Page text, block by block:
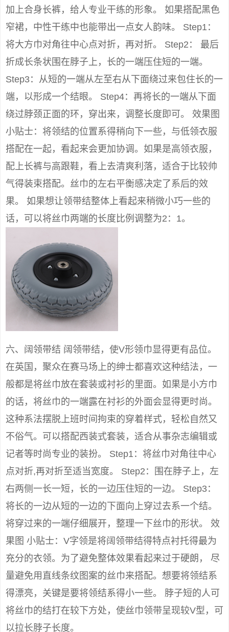
加上合身长裤，给人专业干练的形象。 如果搭配黑色
窄裙，中性干练中也能带出一点女人韵味。 Step1：
将大方巾对角往中心点对折，再对折。 Step2： 最后
折成长条状围在脖子上，长的一端压住短的一端。
Step3：从短的一端从左至右从下面绕过来包住长的一
端，以形成一个结眼。 Step4：再将长的一端从下面
绕过脖颈正面的环，穿出来，调整长度即可。 效果图
小贴士：将领结的位置系得稍向下一些，与低领衣服
搭配在一起，看起来会更加协调。如果是高领衣服，
配上长裤与高跟鞋，看上去清爽利落，适合于比较帅
气得装束搭配。丝巾的左右平衡感决定了系后的效
果。 如果想让领带结整体上看起来稍微小巧一些的
话，可以将丝巾两端的长度比例调整为2：1。
六、阔领带结 阔领带结，使V形领巾显得更有品位。
在英国，聚众在赛马场上的绅士都喜欢这种结法，一
般都是将丝巾放在套装或衬衫的里面。如果是小方巾
的话，将丝巾的一端露在衬衫的外面会显得更时尚。
这种系法摆脱上班时间拘束的穿着样式，轻松自然又
不俗气。可以搭配西装式套装，适合从事杂志编辑或
记者等时尚专业的装扮。 Step1：将丝巾对角往中心
点对折,再对折至适当宽度。 Step2：围在脖子上，左
右两侧一长一短，长的一边压住短的一边。 Step3：
将长的一边从短的一边的下面向上穿过去系一个结。
将穿过来的一端仔细展开，整理一下丝巾的形状。 效
果图 小贴士：V字领是将阔领带结得特点衬托得最为
充分的衣领。为了避免整体效果看起来过于硬朗， 尽
量避免用直线条纹图案的丝巾来搭配。想要将领结系
得漂亮，关键是要将领结系得小一些。 脖子短的人可
将丝巾的结打在较下方处，使丝巾领带呈现较V型，可
以拉长脖子长度。